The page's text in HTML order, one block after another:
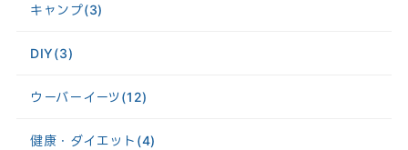
キャンプ(3)
DIY(3)
ウーバーイーツ(12)
健康・ダイエット (4)